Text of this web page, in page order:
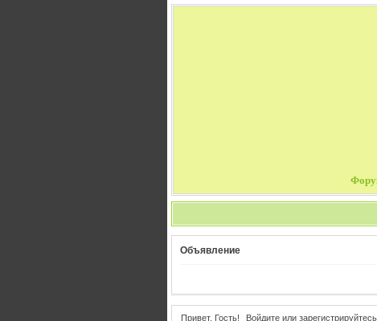
Объявление
Привет, Гость! Войдите или зарегистрируйтесь